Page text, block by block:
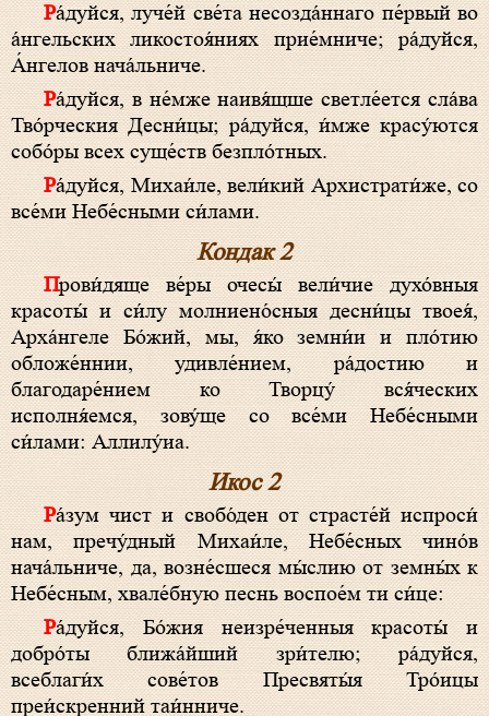
Ра́­дуй­ся, луче́й све́­та несозда́ннаго пе́рвый во
а́нгельских ликостоя́ниях прие́мниче; ра́­дуй­ся,
А́н­ге­лов нача́льниче.
Ра́­дуй­ся, в не́м­же наивя́щше светле́ется сла́­ва
Тво́рческия Десни́цы; ра́­дуй­ся, и́м­же красу́ются
собо́ры всех суще́ств безпло́тных.
Ра́­дуй­ся, Михаи́ле, ве­ли́­кий Архистрати́же, со
все́­ми Небе́сными си́лами.
Кондак 2
Прови́дяще ве́­ры очесы́ ве­ли́­чие ду­хо́в­ныя
красоты́ и си́­лу молниено́сныя десни́цы твоея́,
Арха́нгеле Бо́­жий, мы, я́ко земни́и и пло́­тию
обложе́ннии, удивле́нием, ра́­дос­тию и
благодаре́нием ко Твор­цу́ вся́ческих
исполня́емся, зо­ву́­ще со все́­ми Небе́сными
си́лами: Алли­лу́иа.
Икос 2
Ра́­зум чист и свобо́ден от страс­те́й ис­про­си́
нам, пре­чу́д­ный Михаи́ле, Не­бе́с­ных чино́в
нача́льниче, да, возне́сшеся мы́слию от зем­ны́х к
Не­бе́с­ным, хвале́бную песнь воспое́м ти си́­це:
Ра́­дуй­ся, Бо́­жия не­из­ре́чен­ныя красоты́ и
добро́ты ближа́йший зри́­те­лю; ра́­дуй­ся,
всеблаги́х сове́тов Пре­свя­ты́я Тро́ицы
преи́скренний таи́н­ни­че.